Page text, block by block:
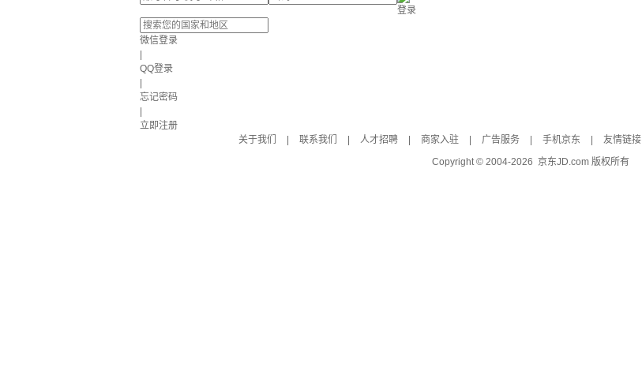
登录
微信登录
QQ登录
忘记密码
立即注册
关于我们
联系我们 人才招聘 商家入驻 广告服务 手机京东 友情链接
Copyright © 2004-2026 京东JD.com 版权所有